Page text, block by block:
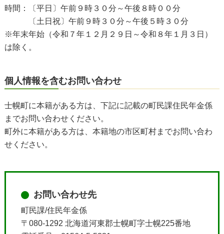
時間：〔平日〕午前９時３０分～午後８時００分
〔土日祝〕午前９時３０分～午後５時３０分
※年末年始（令和７年１２月２９日～令和８年１月３日）
は除く。
個人情報を含むお問い合わせ
士幌町に本籍がある方は、下記に記載の町民課住民年金係
までお問い合わせください。
町外に本籍がある方は、本籍地の市区町村までお問い合わ
せください。
お問い合わせ先
町民課/住民年金係
〒080-1292 北海道河東郡士幌町字士幌225番地